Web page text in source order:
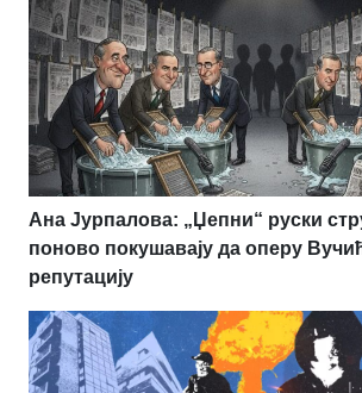
Ана Јурпалова: „Џепни“ руски
поново покушавају да оперу
репутацију